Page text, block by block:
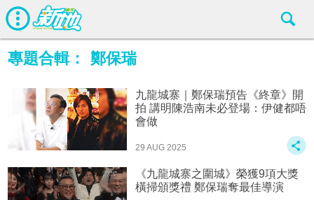
專題合輯： 鄭保瑞
九龍城寨｜鄭保瑞預告《終章》開
拍 講明陳浩南未必登場：伊健都唔
會做
29 AUG 2025
《九龍城寨之圍城》榮獲9項大獎
橫掃頒獎禮 鄭保瑞奪最佳導演